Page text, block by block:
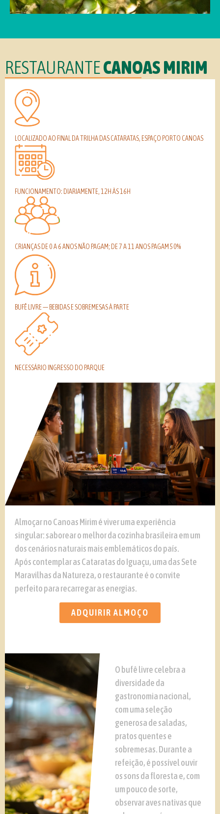
RESTAURANTECANOAS MIRIM
LOCALIZADO AO FINAL DA TRILHA DAS CATARATAS, ESPAÇO PORTO CANOAS
FUNCIONAMENTO: DIARIAMENTE, 12H ÀS 16H
CRIANÇAS DE 0 A 6 ANOS NÃO PAGAM; DE 7 A 11 ANOS PAGAM 50%
BUFÊ LIVRE — BEBIDAS E SOBREMESAS À PARTE
NECESSÁRIO INGRESSO DO PARQUE
Almoçar no Canoas Mirim é viver uma experiência
singular: saborear o melhor da cozinha brasileira em um
dos cenários naturais mais emblemáticos do país.
Após contemplar as Cataratas do Iguaçu, uma das Sete
Maravilhas da Natureza, o restaurante é o convite
perfeito para recarregar as energias.
ADQUIRIR ALMOÇO
O bufê livre celebra a
diversidade da
gastronomia nacional,
com uma seleção
generosa de saladas,
pratos quentes e
sobremesas. Durante a
refeição, é possível ouvir
os sons da floresta e, com
um pouco de sorte,
observar aves nativas que